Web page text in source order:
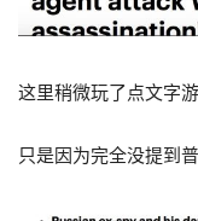
这里稍微玩了点文字
只是因为完全没提到